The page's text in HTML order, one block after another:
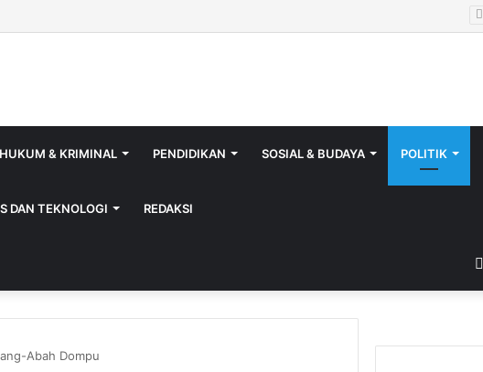
Jerigen Saat Tutup Gerbang, Kadisperindag: Khusus Pemilik Barcode Resmi
HUKUM & KRIMINAL PENDIDIKAN SOSIAL & BUDAYA POLITIK
DAN TEKNOLOGI REDAKSI
Abah Dompu